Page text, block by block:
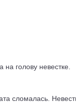
голову невестке.
сломалась.